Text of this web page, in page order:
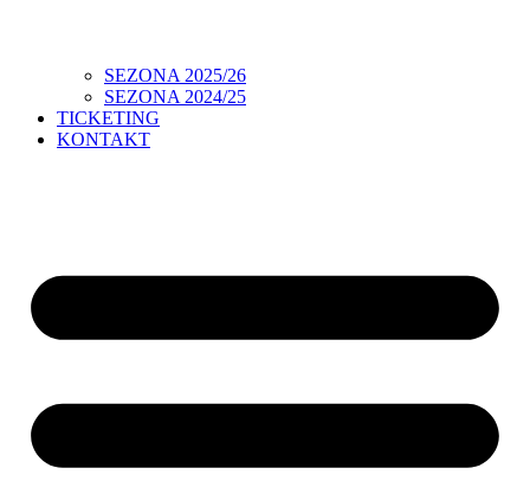
SEZONA 2025/26
SEZONA 2024/25
TICKETING
KONTAKT